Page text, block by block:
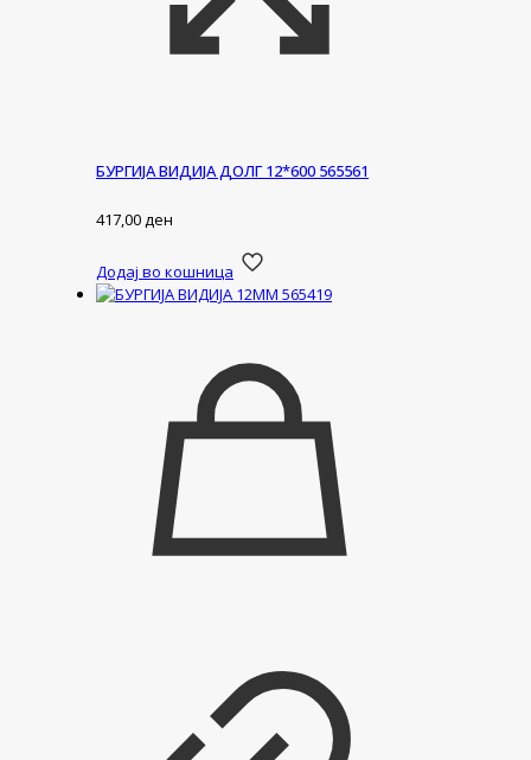
БУРГИЈА ВИДИЈА ДОЛГ 12*600 565561
417,00ден
Додај во кошница